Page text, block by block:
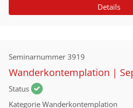
Details
Seminarnummer 3919
Wanderkontemplation |
Status
Kategorie Wanderkontemplation